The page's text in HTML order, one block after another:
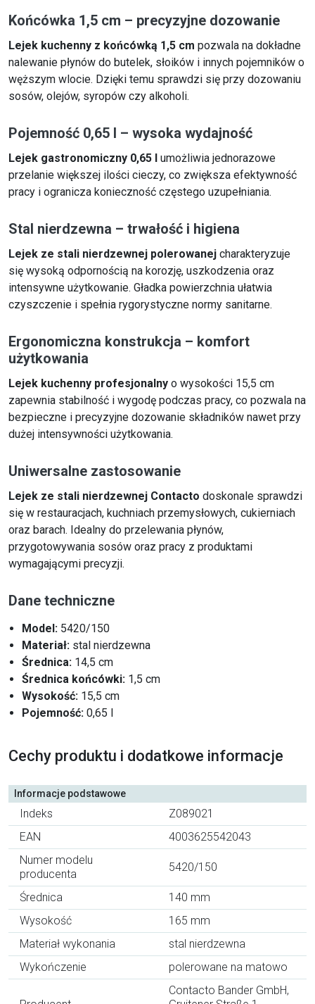
Końcówka 1,5 cm – precyzyjne dozowanie
Lejek kuchenny z końcówką 1,5 cm pozwala na dokładne
nalewanie płynów do butelek, słoików i innych pojemników o
węższym wlocie. Dzięki temu sprawdzi się przy dozowaniu
sosów, olejów, syropów czy alkoholi.
Pojemność 0,65 l – wysoka wydajność
Lejek gastronomiczny 0,65 l umożliwia jednorazowe
przelanie większej ilości cieczy, co zwiększa efektywność
pracy i ogranicza konieczność częstego uzupełniania.
Stal nierdzewna – trwałość i higiena
Lejek ze stali nierdzewnej polerowanej charakteryzuje
się wysoką odpornością na korozję, uszkodzenia oraz
intensywne użytkowanie. Gładka powierzchnia ułatwia
czyszczenie i spełnia rygorystyczne normy sanitarne.
Ergonomiczna konstrukcja – komfort
użytkowania
Lejek kuchenny profesjonalny o wysokości 15,5 cm
zapewnia stabilność i wygodę podczas pracy, co pozwala na
bezpieczne i precyzyjne dozowanie składników nawet przy
dużej intensywności użytkowania.
Uniwersalne zastosowanie
Lejek ze stali nierdzewnej Contacto doskonale sprawdzi
się w restauracjach, kuchniach przemysłowych, cukierniach
oraz barach. Idealny do przelewania płynów,
przygotowywania sosów oraz pracy z produktami
wymagającymi precyzji.
Dane techniczne
Model: 5420/150
Materiał: stal nierdzewna
Średnica: 14,5 cm
Średnica końcówki: 1,5 cm
Wysokość: 15,5 cm
Pojemność: 0,65 l
Cechy produktu i dodatkowe informacje
Informacje podstawowe
Indeks
Z089021
EAN
4003625542043
Numer modelu
producenta
5420/150
Średnica
140 mm
Wysokość
165 mm
Materiał wykonania
stal nierdzewna
Wykończenie
polerowane na matowo
Contacto Bander GmbH,